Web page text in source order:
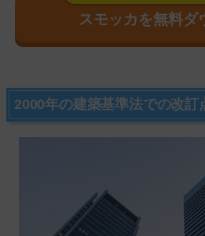
スモッカを無料ダ
2000年の建築基準法での改訂